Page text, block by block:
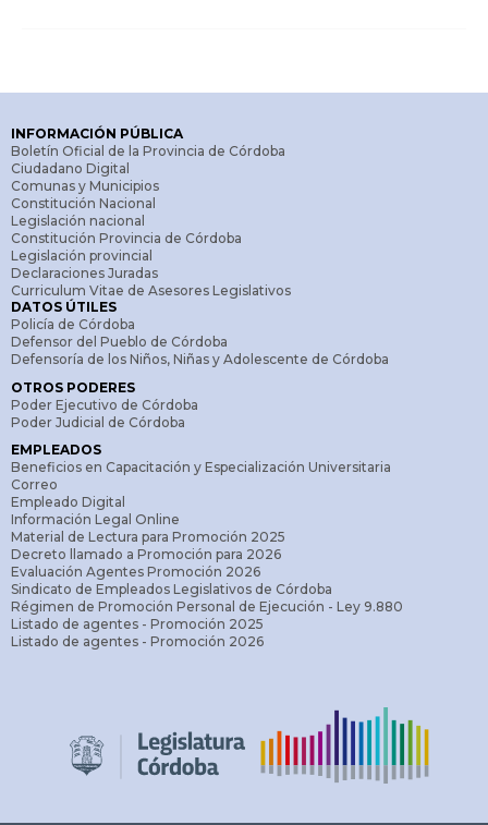
INFORMACIÓN PÚBLICA
Boletín Oficial de la Provincia de Córdoba
Ciudadano Digital
Comunas y Municipios
Constitución Nacional
Legislación nacional
Constitución Provincia de Córdoba
Legislación provincial
Declaraciones Juradas
Curriculum Vitae de Asesores Legislativos
DATOS ÚTILES
Policía de Córdoba
Defensor del Pueblo de Córdoba
Defensoría de los Niños, Niñas y Adolescente de Córdoba
OTROS PODERES
Poder Ejecutivo de Córdoba
Poder Judicial de Córdoba
EMPLEADOS
Beneficios en Capacitación y Especialización Universitaria
Correo
Empleado Digital
Información Legal Online
Material de Lectura para Promoción 2025
Decreto llamado a Promoción para 2026
Evaluación Agentes Promoción 2026
Sindicato de Empleados Legislativos de Córdoba
Régimen de Promoción Personal de Ejecución - Ley 9.880
Listado de agentes - Promoción 2025
Listado de agentes - Promoción 2026